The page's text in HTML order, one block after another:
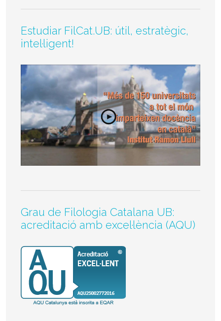
Estudiar FilCat.UB: útil, estratègic,
intel·ligent!
Grau de Filologia Catalana UB:
acreditació amb excel·lència (AQU)